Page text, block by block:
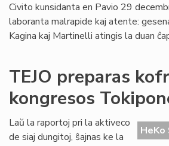
Civito kunsidanta en Pavio 29
laboranta malrapide kaj atente:
Kagina kaj Martinelli atingis la duan
TEJO preparas
kongresos
HeKo
Laŭ la raportoj pri la aktiveco
de siaj dungitoj, ŝajnas ke la